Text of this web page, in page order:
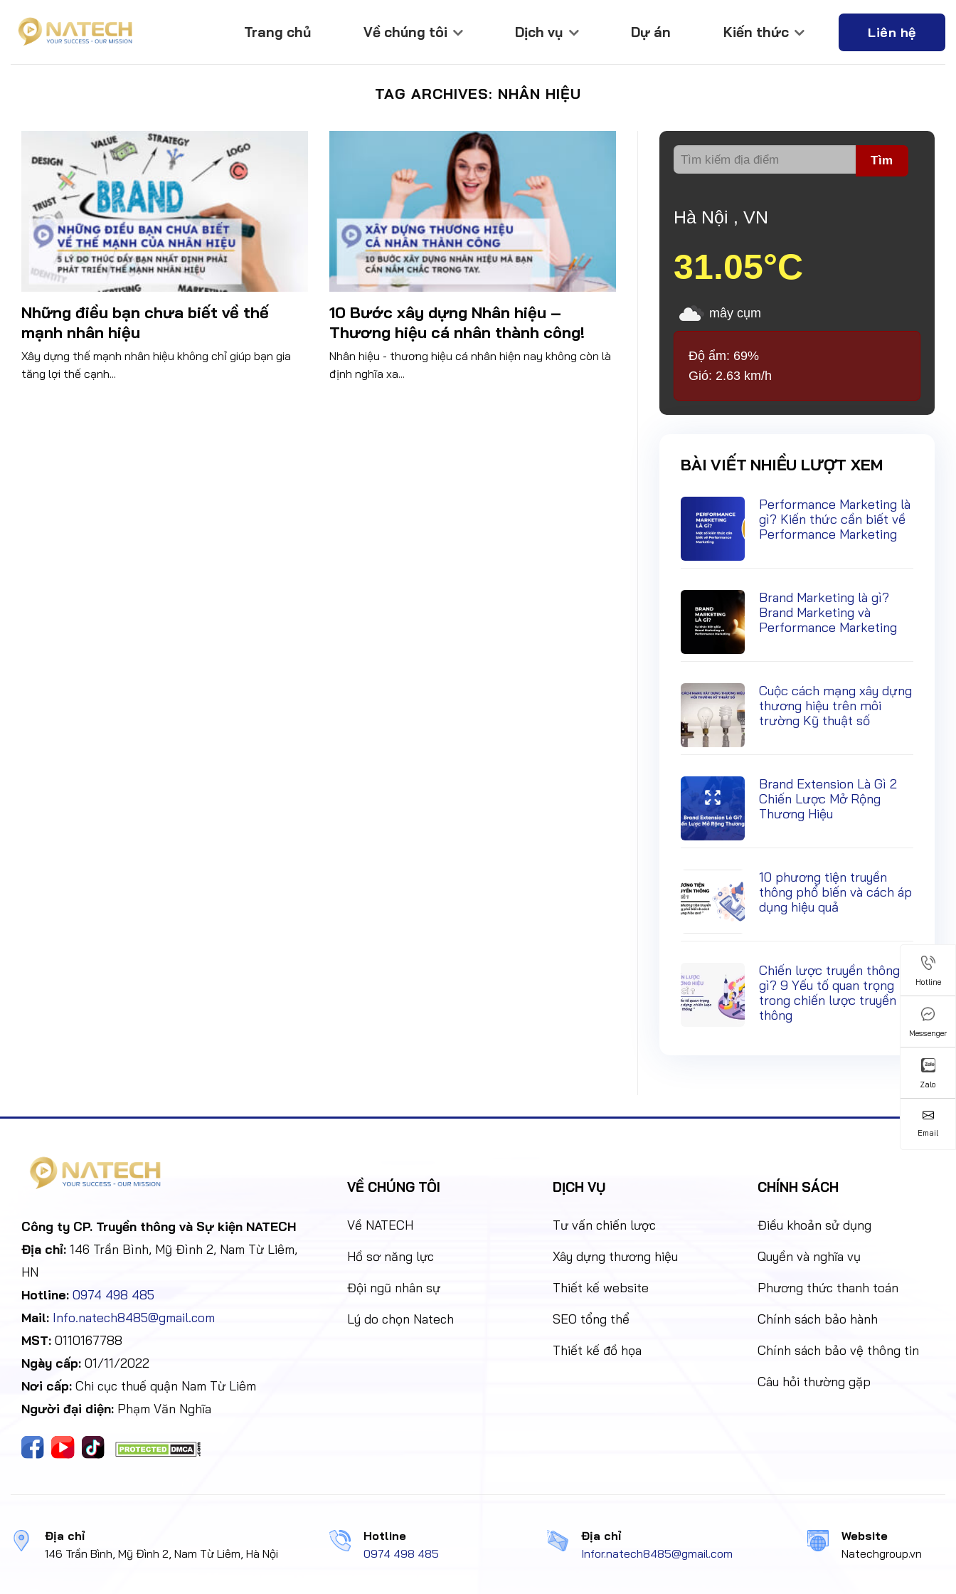
content
Trang chủ Về chúng tôi Dịch vụ Dự án Kiến thức Liên hệ
TAG ARCHIVES: NHÂN HIỆU
Những điều bạn chưa biết về thế
mạnh nhân hiệu
Xây dựng thế mạnh nhân hiệu không chỉ giúp bạn gia
tăng lợi thế cạnh...
10 Bước xây dựng Nhân hiệu –
Thương hiệu cá nhân thành công!
Nhân hiệu - thương hiệu cá nhân hiện nay không còn là
định nghĩa xa...
Tìm
Hà Nội , VN
31.05°C
mây cụm
Độ ẩm: 69%
Gió: 2.63 km/h
BÀI VIẾT NHIỀU LƯỢT XEM
Performance Marketing là
gì? Kiến thức cần biết về
Performance Marketing
Brand Marketing là gì?
Brand Marketing và
Performance Marketing
Cuộc cách mạng xây dựng
thương hiệu trên môi
trường Kỹ thuật số
Brand Extension Là Gì 2
Chiến Lược Mở Rộng
Thương Hiệu
10 phương tiện truyền
thông phổ biến và cách áp
dụng hiệu quả
Chiến lược truyền thông là
gì? 9 Yếu tố quan trọng
trong chiến lược truyền
thông
Hotline
Messenger
Zalo
Email
Hotline
Messenger
Zalo
Email
Công ty CP. Truyền thông và Sự kiện NATECH
Địa chỉ: 146 Trần Bình, Mỹ Đình 2, Nam Từ Liêm,
HN
Hotline: 0974 498 485
Mail: Info.natech8485@gmail.com
MST: 0110167788
Ngày cấp: 01/11/2022
Nơi cấp: Chi cục thuế quận Nam Từ Liêm
Người đại diện: Phạm Văn Nghĩa
VỀ CHÚNG TÔI
Về NATECH
Hồ sơ năng lực
Đội ngũ nhân sự
Lý do chọn Natech
DỊCH VỤ
Tư vấn chiến lược
Xây dựng thương hiệu
Thiết kế website
SEO tổng thể
Thiết kế đồ họa
CHÍNH SÁCH
Điều khoản sử dụng
Quyền và nghĩa vụ
Phương thức thanh toán
Chính sách bảo hành
Chính sách bảo vệ thông tin
Câu hỏi thường gặp
Địa chỉ
146 Trần Bình, Mỹ Đình 2, Nam Từ Liêm, Hà Nội
Hotline
0974 498 485
Địa chỉ
Infor.natech8485@gmail.com
Website
Natechgroup.vn